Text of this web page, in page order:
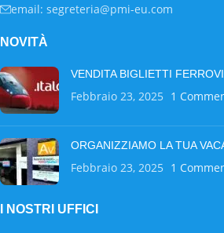
email: segreteria@pmi-eu.com
NOVITÀ
VENDITA BIGLIETTI
Febbraio 23, 2025 1
ORGANIZZIAMO LA TUA
Febbraio 23, 2025 1
I NOSTRI UFFICI